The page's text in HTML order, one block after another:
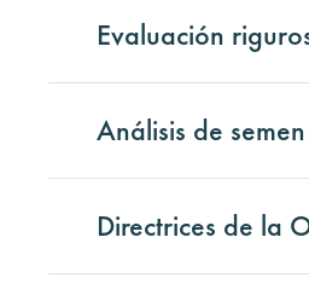
Evaluación
Análisis de
Directrices de la